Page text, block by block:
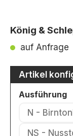
König &
auf Anfrage
Artikel
Ausführung
N -
NS -